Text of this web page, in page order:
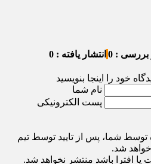
بررسی : 0 انتشار یافته : 0
خود را اینجا بنویسید
نام شما
پست الکترونیکی
شما، پس از تایید توسط تیم
شد.
یا افترا باشد منتشر نخواهد شد.